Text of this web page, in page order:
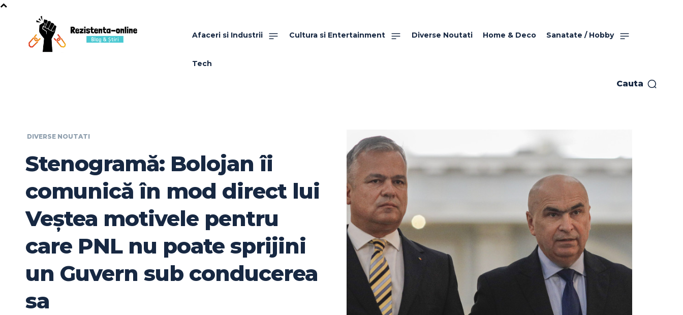
Afaceri si Industrii Cultura si Entertainment Diverse Noutati Home & Deco Sanatate / Hobby
Tech
Cauta
DIVERSE NOUTATI
Stenogramă: Bolojan îi
comunică în mod direct lui
Veștea motivele pentru
care PNL nu poate sprijini
un Guvern sub conducerea
sa